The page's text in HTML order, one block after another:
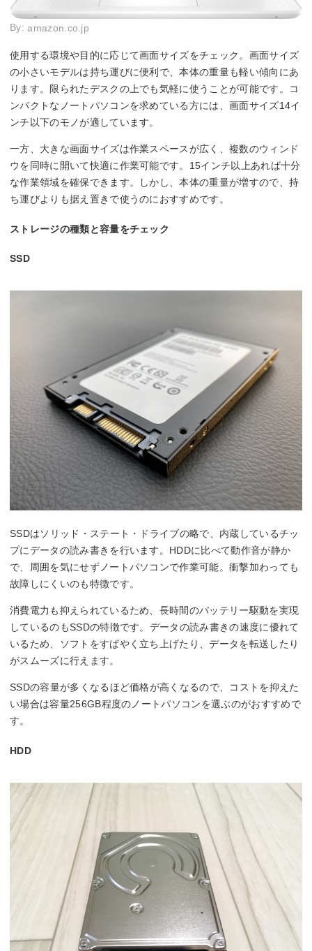
By:amazon.co.jp
使用する環境や目的に応じて画面サイズをチェック。画面サイズ
の小さいモデルは持ち運びに便利で、本体の重量も軽い傾向にあ
ります。限られたデスクの上でも気軽に使うことが可能です。コ
ンパクトなノートパソコンを求めている方には、画面サイズ14イ
ンチ以下のモノが適しています。
一方、大きな画面サイズは作業スペースが広く、複数のウィンド
ウを同時に開いて快適に作業可能です。15インチ以上あれば十分
な作業領域を確保できます。しかし、本体の重量が増すので、持
ち運びよりも据え置きで使うのにおすすめです。
ストレージの種類と容量をチェック
SSD
SSDはソリッド・ステート・ドライブの略で、内蔵しているチッ
プにデータの読み書きを行います。HDDに比べて動作音が静か
で、周囲を気にせずノートパソコンで作業可能。衝撃加わっても
故障しにくいのも特徴です。
消費電力も抑えられているため、長時間のバッテリー駆動を実現
しているのもSSDの特徴です。データの読み書きの速度に優れて
いるため、ソフトをすばやく立ち上げたり、データを転送したり
がスムーズに行えます。
SSDの容量が多くなるほど価格が高くなるので、コストを抑えた
い場合は容量256GB程度のノートパソコンを選ぶのがおすすめで
す。
HDD